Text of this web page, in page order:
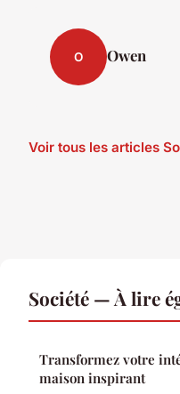
O Owen
Voir tous les articles
Société — À lire
Transformez votre
maison inspirant